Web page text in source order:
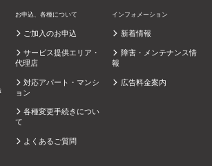
お申込、各種について
ご加入のお申込
サービス提供エリア・
代理店
対応アパート・マンシ
ョン
各種変更手続きについ
て
よくあるご質問
インフォメーション
新着情報
障害・メンテナンス情
報
広告料金案内